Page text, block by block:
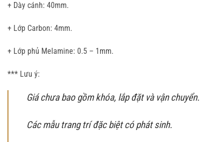
+ Dày cánh: 40mm.
+ Lớp Carbon: 4mm.
+ Lớp phủ Melamine: 0.5 – 1mm.
*** Lưu ý:
Giá chưa bao gồm khóa, lắp đặt và vận chuyển.
Các mẫu trang trí đặc biệt có phát sinh.